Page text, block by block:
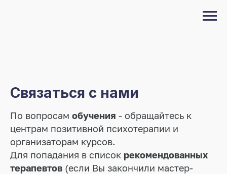
Связаться с нами
По вопросам обучения - обращайтесь к
центрам позитивной психотерапии и
организаторам курсов.
Для попадания в список рекомендованных
терапевтов (если Вы закончили мастер-